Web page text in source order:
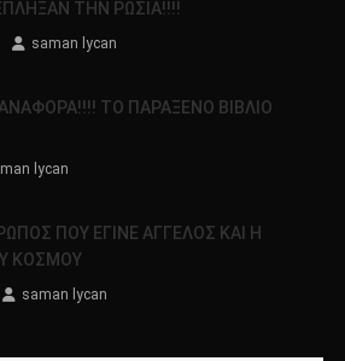
ΤΗΝ ΡΩΣΙΑ!!!!
saman lycan
ΤΟ ΠΑΡΑΞΕΝΟ ΒΙΒΛΙΟ
lycan
ΠΟΥ ΕΓΙΝΕ ΑΓΓΕΛΟΣ ΚΑΙ Η
ΚΟΣΜΟΥ
saman lycan